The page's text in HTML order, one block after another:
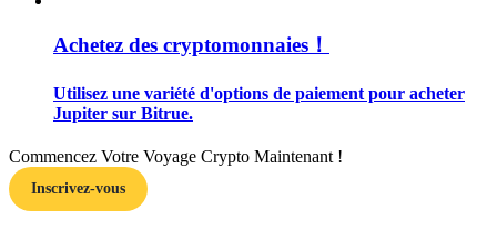
Stratégies de trading
Apprenez à rester rentable
Achetez des cryptomonnaies！
Utilisez une variété d'options de paiement pour acheter
Jupiter sur Bitrue.
Commencez Votre Voyage Crypto Maintenant !
Inscrivez-vous